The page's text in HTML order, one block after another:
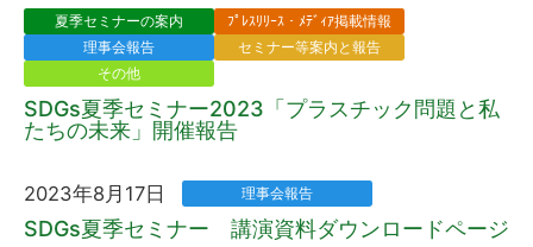
夏季セミナーの案内
ﾌﾟﾚｽﾘﾘｰｽ・ﾒﾃﾞｨｱ掲載情報
理事会報告
セミナー等案内と報告
その他
SDGs夏季セミナー2023「プラスチック問題と私
たちの未来」開催報告
2023年8月17日 理事会報告
SDGs夏季セミナー 講演資料ダウンロードページ